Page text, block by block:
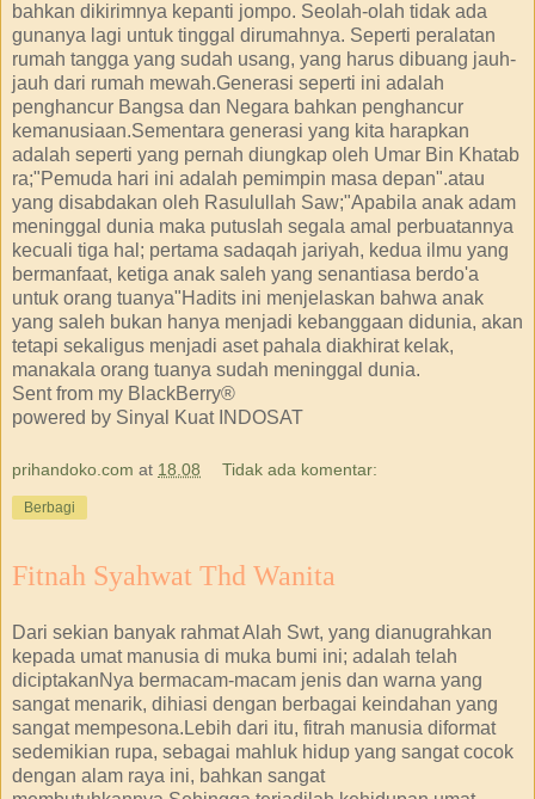
bahkan dikirimnya kepanti jompo. Seolah-olah tidak ada
gunanya lagi untuk tinggal dirumahnya. Seperti peralatan
rumah tangga yang sudah usang, yang harus dibuang jauh-
jauh dari rumah mewah.Generasi seperti ini adalah
penghancur Bangsa dan Negara bahkan penghancur
kemanusiaan.Sementara generasi yang kita harapkan
adalah seperti yang pernah diungkap oleh Umar Bin Khatab
ra;"Pemuda hari ini adalah pemimpin masa depan".atau
yang disabdakan oleh Rasulullah Saw;"Apabila anak adam
meninggal dunia maka putuslah segala amal perbuatannya
kecuali tiga hal; pertama sadaqah jariyah, kedua ilmu yang
bermanfaat, ketiga anak saleh yang senantiasa berdo'a
untuk orang tuanya"Hadits ini menjelaskan bahwa anak
yang saleh bukan hanya menjadi kebanggaan didunia, akan
tetapi sekaligus menjadi aset pahala diakhirat kelak,
manakala orang tuanya sudah meninggal dunia.
Sent from my BlackBerry®
powered by Sinyal Kuat INDOSAT
prihandoko.com at 18.08 Tidak ada komentar:
Berbagi
Fitnah Syahwat Thd Wanita
Dari sekian banyak rahmat Alah Swt, yang dianugrahkan
kepada umat manusia di muka bumi ini; adalah telah
diciptakanNya bermacam-macam jenis dan warna yang
sangat menarik, dihiasi dengan berbagai keindahan yang
sangat mempesona.Lebih dari itu, fitrah manusia diformat
sedemikian rupa, sebagai mahluk hidup yang sangat cocok
dengan alam raya ini, bahkan sangat